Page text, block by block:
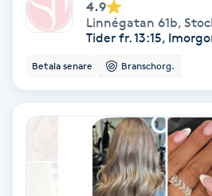
Pigmentfläckar
Plastikkirurgi
Powder brows
4.9
Linnégatan 61b,
Tider fr. 13:15,
Betala senare Branschorg.